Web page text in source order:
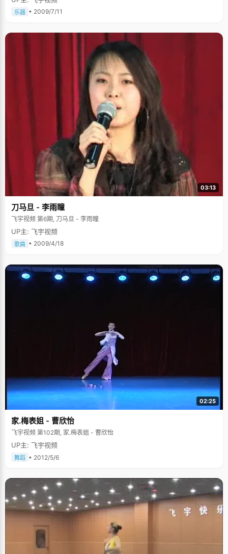
乐器 • 2009/7/11
03:13
刀马旦 - 李雨瞳
飞宇视频 第6期, 刀马旦 - 李雨瞳
UP主: 飞宇视频
歌曲 • 2009/4/18
02:25
家.梅表姐 - 曹欣怡
飞宇视频 第102期, 家.梅表姐 - 曹欣怡
UP主: 飞宇视频
舞蹈 • 2012/5/6